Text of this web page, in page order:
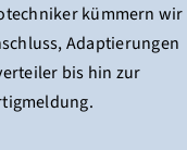
kümmern wir
Adaptierungen
bis hin zur